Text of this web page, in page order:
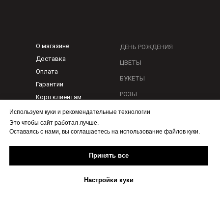
Используем куки и рекомендательные технологии
Это чтобы сайт работал лучше.
Оставаясь с нами, вы соглашаетесь на использование файлов куки.
Принять все
Настройки куки
О магазине
Оплата
Доставка
Гарантии
Корп.клиентам
Услуги и сервисы
Контакты
Помощь
Публичная оферта
Политика конфидециальности
ДЕНЬ РОЖДЕНИЯ
ЦВЕТЫ
БУКЕТЫ
РОЗЫ